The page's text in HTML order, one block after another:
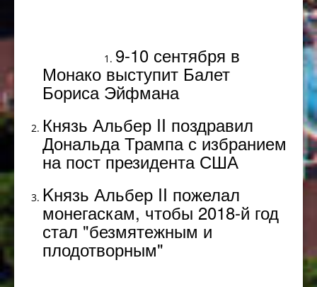
9-10 сентября в
Монако выступит Балет
Бориса Эйфмана
Князь Альбер II поздравил
Дональда Трампа с избранием
на пост президента США
Kнязь Альбер II пожелал
монегаскам, чтобы 2018-й год
стал "безмятежным и
плодотворным"